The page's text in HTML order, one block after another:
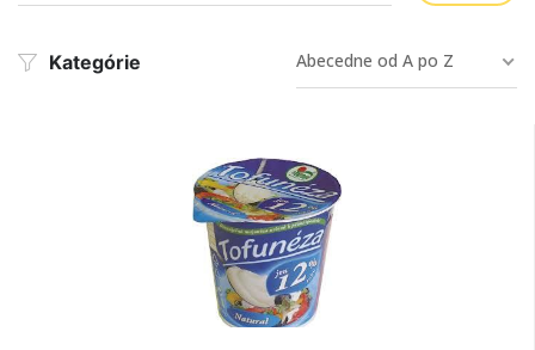
Kategórie Abecedne od A po Z